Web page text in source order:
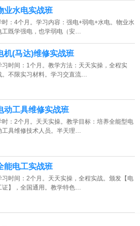
业水电实战班
时：4个月。学习内容：强电+弱电+水电。物业水
工既学强电，也学弱电（安…
机(马达)维修实战班
习时间：1个月。教学方法：天天实操，全程实
。不限实习材料。学习交直流…
动工具维修实战班
时：2个月。天天实操。教学目标：培养全能型电
工具维修技术人员。半天理…
能电工实战班
习时间：2个月。天天实操，全程实战。颁发【电
证】，全国通用。教学特色…